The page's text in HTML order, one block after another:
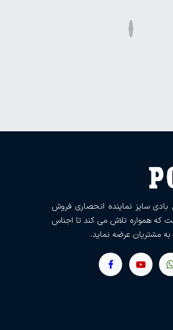
بادی سایز نماینده انحصاری فروش
که همواره تلاش می کند تا اجناس
به مشتریان عرضه نماید.